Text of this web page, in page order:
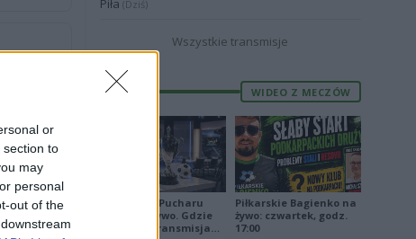
or
section to
may
personal
out of the
5
Piła (Dziś)
Wszystkie transmisje
WIDEO Z MECZÓW
Losowanie Pucharu
Polski na żywo. Gdzie
oglądać? Transmisja
Piłkarskie Bagienko na
żywo: czwartek, godz.
17:00